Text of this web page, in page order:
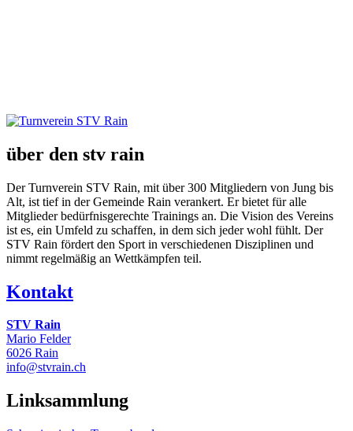
über den stv rain
Der Turnverein STV Rain, mit über 300 Mitgliedern von Jung bis
Alt, ist tief in der Gemeinde Rain verankert. Er bietet für alle
Mitglieder bedürfnisgerechte Trainings an. Die Vision des Vereins
ist es, ein Umfeld zu schaffen, in dem sich jeder wohl fühlt. Der
STV Rain fördert den Sport in verschiedenen Disziplinen und
nimmt regelmäßig an Wettkämpfen teil.
Kontakt
STV Rain
Mario Felder
6026 Rain
info@stvrain.ch
Linksammlung